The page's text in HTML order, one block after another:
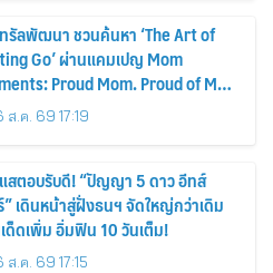
รัลพัฒนา ชวนค้นหา ‘The Art of
Go’ ผ่านแคมเปญ Mom
Proud Mom. Proud of My
ส.ค. 69 17:19
สตอบรับดี! “ปัญญา 5 ดาว อีทส์
เดินหน้าสู่ฝั่งธนฯ จัดใหญ่กว่าเดิม
ด็ดเพิ่ม อิ่มฟิน 10 วันเต็ม!
ส.ค. 69 17:15